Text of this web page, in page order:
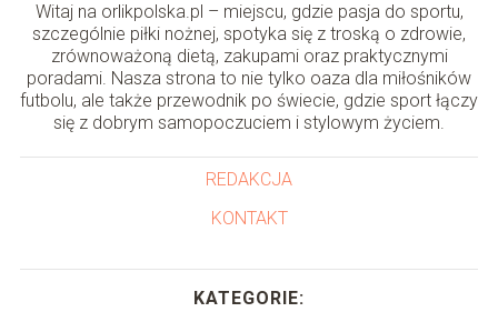
Witaj na orlikpolska.pl – miejscu, gdzie pasja do sportu,
szczególnie piłki nożnej, spotyka się z troską o zdrowie,
zrównoważoną dietą, zakupami oraz praktycznymi
poradami. Nasza strona to nie tylko oaza dla miłośników
futbolu, ale także przewodnik po świecie, gdzie sport łączy
się z dobrym samopoczuciem i stylowym życiem.
REDAKCJA
KONTAKT
KATEGORIE: